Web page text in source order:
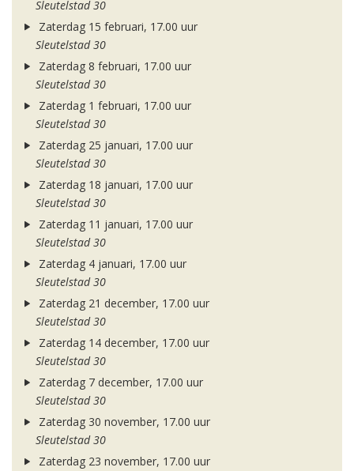
Sleutelstad 30
Zaterdag 15 februari, 17.00 uur
Sleutelstad 30
Zaterdag 8 februari, 17.00 uur
Sleutelstad 30
Zaterdag 1 februari, 17.00 uur
Sleutelstad 30
Zaterdag 25 januari, 17.00 uur
Sleutelstad 30
Zaterdag 18 januari, 17.00 uur
Sleutelstad 30
Zaterdag 11 januari, 17.00 uur
Sleutelstad 30
Zaterdag 4 januari, 17.00 uur
Sleutelstad 30
Zaterdag 21 december, 17.00 uur
Sleutelstad 30
Zaterdag 14 december, 17.00 uur
Sleutelstad 30
Zaterdag 7 december, 17.00 uur
Sleutelstad 30
Zaterdag 30 november, 17.00 uur
Sleutelstad 30
Zaterdag 23 november, 17.00 uur